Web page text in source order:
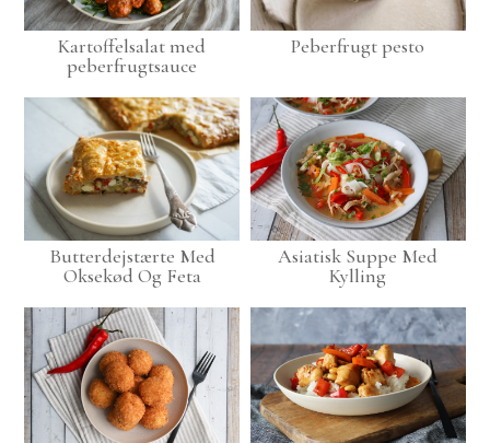
Kartoffelsalat med
peberfrugtsauce
Peberfrugt pesto
Butterdejstærte Med
Oksekød Og Feta
Asiatisk Suppe Med
Kylling